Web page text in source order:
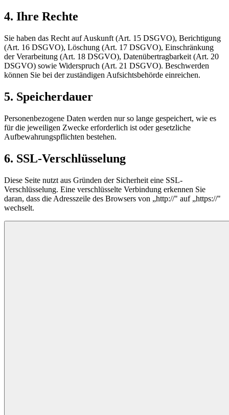
4. Ihre Rechte
Sie haben das Recht auf Auskunft (Art. 15 DSGVO), Berichtigung
(Art. 16 DSGVO), Löschung (Art. 17 DSGVO), Einschränkung
der Verarbeitung (Art. 18 DSGVO), Datenübertragbarkeit (Art. 20
DSGVO) sowie Widerspruch (Art. 21 DSGVO). Beschwerden
können Sie bei der zuständigen Aufsichtsbehörde einreichen.
5. Speicherdauer
Personenbezogene Daten werden nur so lange gespeichert, wie es
für die jeweiligen Zwecke erforderlich ist oder gesetzliche
Aufbewahrungspflichten bestehen.
6. SSL-Verschlüsselung
Diese Seite nutzt aus Gründen der Sicherheit eine SSL-
Verschlüsselung. Eine verschlüsselte Verbindung erkennen Sie
daran, dass die Adresszeile des Browsers von „http://" auf „https://"
wechselt.